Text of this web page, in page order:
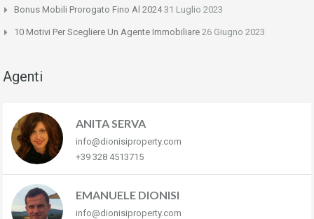
Bonus Mobili Prorogato Fino Al 2024 31 Luglio 2023
10 Motivi Per Scegliere Un Agente Immobiliare 26 Giugno 2023
Agenti
ANITA SERVA
info@dionisiproperty.com
+39 328 4513715
EMANUELE DIONISI
info@dionisiproperty.com